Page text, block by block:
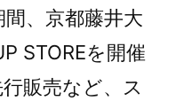
、京都藤井大
STOREを開催
販売など、ス